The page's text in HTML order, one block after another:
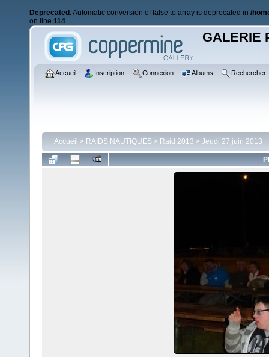
Deprecated : Automatic conversion of false to array is deprecated in /
on line 114
GALERIE
Accueil Inscription Connexion Albums Rechercher
Accueil > RAIDS NAUTIQUES > Raid 2013 > Jeudi 27 juin 2013